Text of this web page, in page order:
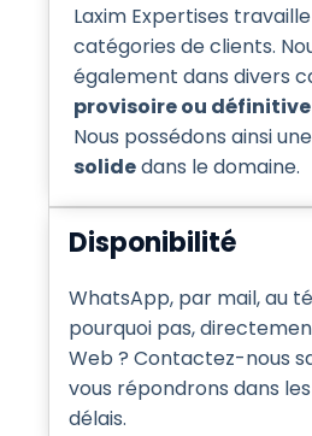
Laxim Expertises
catégories de clients.
également dans divers
provisoire ou définitive
Nous possédons ainsi une
solidedans le domaine.
Disponibilité
WhatsApp, par mail, au
pourquoi pas,
Web ? Contactez-nous
vous répondrons dans
délais.